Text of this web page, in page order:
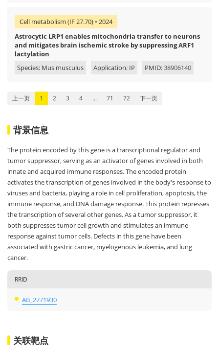
Cell metabolism (IF 27.70) • 2024
Astrocytic LRP1 enables mitochondria transfer to neurons
and mitigates brain ischemic stroke by suppressing ARF1
lactylation
Species: Mus musculus
Application: IP PMID:38906140
上一页 1 2 3 4 ... 71 72 下一页
背景信息
The protein encoded by this gene is a transcriptional regulator and
tumor suppressor, serving as an activator of genes involved in both
innate and acquired immune responses. The encoded protein
activates the transcription of genes involved in the body's response to
viruses and bacteria, playing a role in cell proliferation, apoptosis, the
immune response, and DNA damage response. This protein represses
the transcription of several other genes. As a tumor suppressor, it
both suppresses tumor cell growth and stimulates an immune
response against tumor cells. Defects in this gene have been
associated with gastric cancer, myelogenous leukemia, and lung
cancer.
RRID
AB_2771930
关联靶点